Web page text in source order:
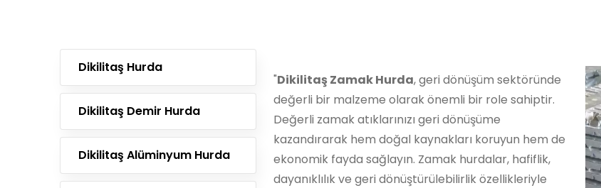
Dikilitaş Hurda
Dikilitaş Demir Hurda
Dikilitaş Alüminyum Hurda
"Dikilitaş Zamak Hurda, geri dönüşüm sektöründe
değerli bir malzeme olarak önemli bir role sahiptir.
Değerli zamak atıklarınızı geri dönüşüme
kazandırarak hem doğal kaynakları koruyun hem de
ekonomik fayda sağlayın. Zamak hurdalar, hafiflik,
dayanıklılık ve geri dönüştürülebilirlik özellikleriyle